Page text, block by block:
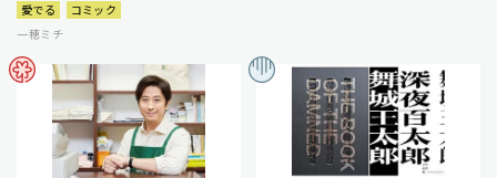
愛でる
コミック
一穂ミチ